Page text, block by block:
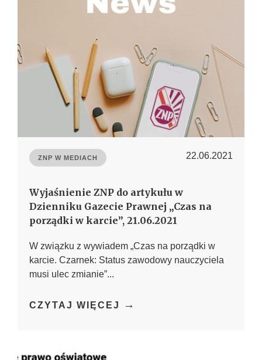
ZNP W MEDIACH 22.06.2021
Wyjaśnienie ZNP do artykułu w
Dzienniku Gazecie Prawnej „Czas na
porządki w karcie”, 21.06.2021
W związku z wywiadem „Czas na porządki w
karcie. Czarnek: Status zawodowy nauczyciela
musi ulec zmianie”...
CZYTAJ WIĘCEJ →